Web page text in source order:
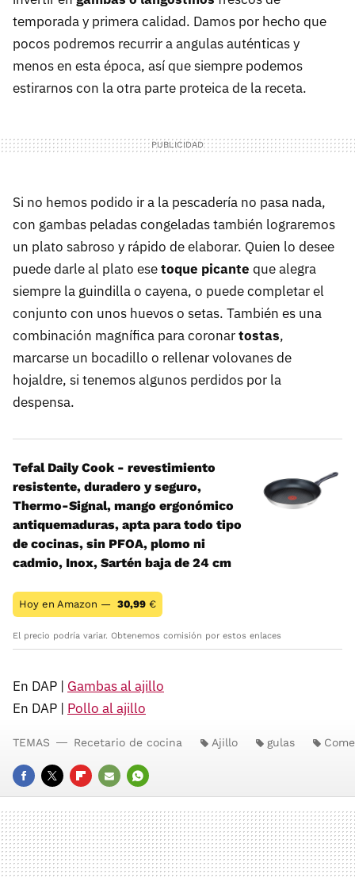
temporada y primera calidad. Damos por hecho que
pocos podremos recurrir a angulas auténticas y
menos en esta época, así que siempre podemos
estirarnos con la otra parte proteica de la receta.
Si no hemos podido ir a la pescadería no pasa nada,
con gambas peladas congeladas también lograremos
un plato sabroso y rápido de elaborar. Quien lo desee
puede darle al plato esetoque picante que alegra
siempre la guindilla o cayena, o puede completar el
conjunto con unos huevos o setas. También es una
combinación magnífica para coronartostas,
marcarse un bocadillo o rellenar volovanes de
hojaldre, si tenemos algunos perdidos por la
despensa.
Tefal Daily Cook - revestimiento
resistente, duradero y seguro,
Thermo-Signal, mango ergonómico
antiquemaduras, apta para todo tipo
de cocinas, sin PFOA, plomo ni
cadmio, Inox, Sartén baja de 24 cm
Hoy en Amazon — 30,99 €
El precio podría variar. Obtenemos comisión por estos enlaces
En DAP | Gambas al ajillo
En DAP | Pollo al ajillo
FACEBOOK
TWITTERFLIPBOARD
E-
MAIL
WHATSAPP
TEMAS Recetario de cocina Ajillo gulas